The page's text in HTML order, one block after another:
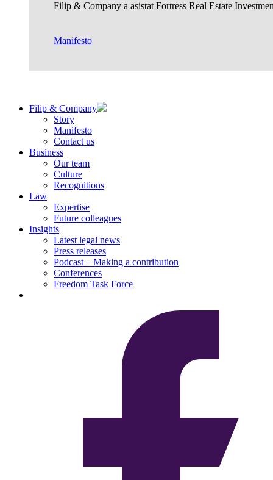
Filip & Company a asistat Fortress Real Estate
Manifesto
Filip & Company
Story
Manifesto
Contact us
Business
Our team
Culture
Recognitions
Law
Expertise
Future colleagues
Insights
Latest legal news
Press releases
Podcast – Making a contribution
Conferences
Freedom Task Force